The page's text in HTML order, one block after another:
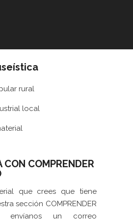
rural
local
CON COMPRENDER
que crees que tiene
sección COMPRENDER
envíanos un correo